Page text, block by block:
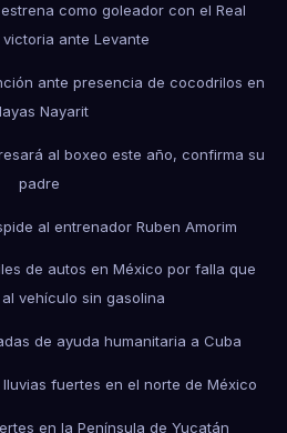
como goleador con el Real
ante Levante
ante presencia de cocodrilos en
Nayarit
al boxeo este año, confirma su
padre
al entrenador Ruben Amorim
de autos en México por falla que
vehículo sin gasolina
de ayuda humanitaria a Cuba
fuertes en el norte de México
en la Península de Yucatán